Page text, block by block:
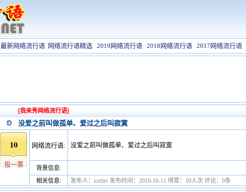
最新网络流行语 网络流行语精选 2019网络流行语 2018网络流行语 2017网络流行语
[我来秀网络流行语]
没爱之前叫做孤单、爱过之后叫寂寞
10
投一票
网络流行语: 没爱之前叫做孤单、爱过之后叫寂寞
背景信息:
相关信息:
发布人：icefire 发布时间：2010-10-11 得票：10人次 评论：0条